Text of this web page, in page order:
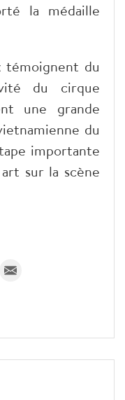
la médaille
témoignent du
du cirque
une grande
du
importante
sur la scène